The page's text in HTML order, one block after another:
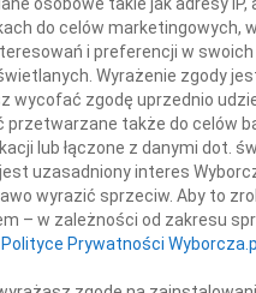
2016 roku
drogi Brat i Wuj,
Cebo
do celów marketingowych,
i preferencji w
Wyrażenie zgody
wycofać zgodę uprzednio
przetwarzane także do celów
lub łączone z danymi dot.
uzasadniony interes
wyrazić sprzeciw. Aby to
– w zależności od zakresu
Polityce Prywatności